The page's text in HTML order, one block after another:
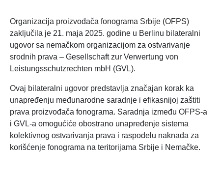
Organizacija proizvođača fonograma Srbije (OFPS)
zaključila je 21. maja 2025. godine u Berlinu bilateralni
ugovor sa nemačkom organizacijom za ostvarivanje
srodnih prava – Gesellschaft zur Verwertung von
Leistungsschutzrechten mbH (GVL).
Ovaj bilateralni ugovor predstavlja značajan korak ka
unapređenju međunarodne saradnje i efikasnijoj zaštiti
prava proizvođača fonograma. Saradnja između OFPS-a
i GVL-a omogućiće obostrano unapređenje sistema
kolektivnog ostvarivanja prava i raspodelu naknada za
korišćenje fonograma na teritorijama Srbije i Nemačke.